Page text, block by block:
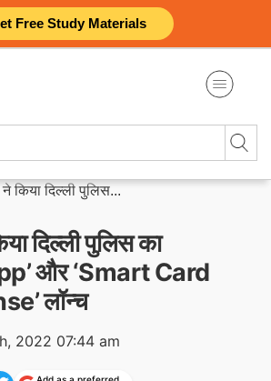
Free Study Materials
किया दिल्ली पुलिस...
दिल्ली पुलिस का
और ‘Smart Card
लॉन्च
2022 07:44 am